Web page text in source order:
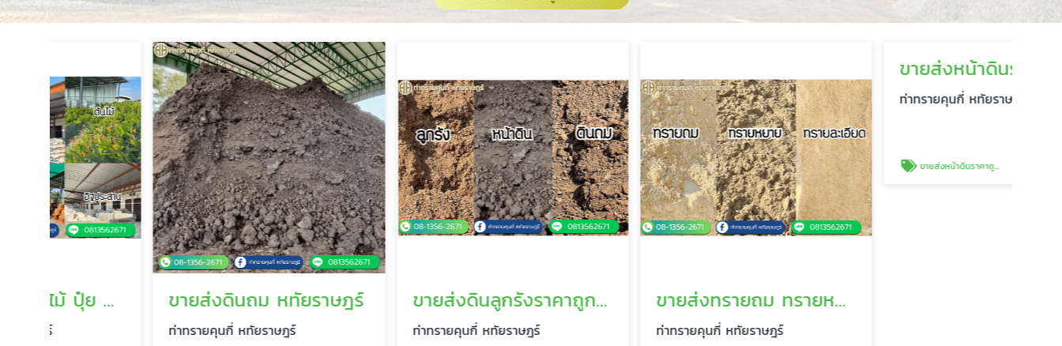
ขายส่งดินถม หทัยราษฎร์
ท่าทรายคุนกี่ หทัยราษฎร์
ขายส่งดินลูกรังราคาถูก หทัยราษฎร์
ท่าทรายคุนกี่ หทัยราษฎร์
ขายส่งทรายถม ทรายหยาบ ทรายละเอียด หทัยราษฎร์
ท่าทรายคุนกี่ หทัยราษฎร์